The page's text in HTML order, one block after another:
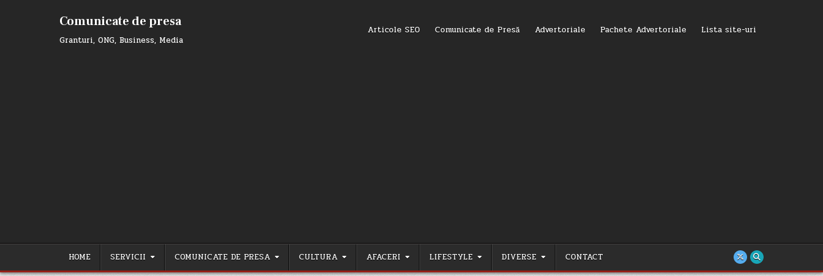
Comunicate de presa
Granturi, ONG, Business, Media
Articole SEO Comunicate de Presă Advertoriale Pachete Advertoriale Lista site-uri
HOME SERVICII COMUNICATE DE PRESA CULTURA AFACERI LIFESTYLE DIVERSE CONTACT